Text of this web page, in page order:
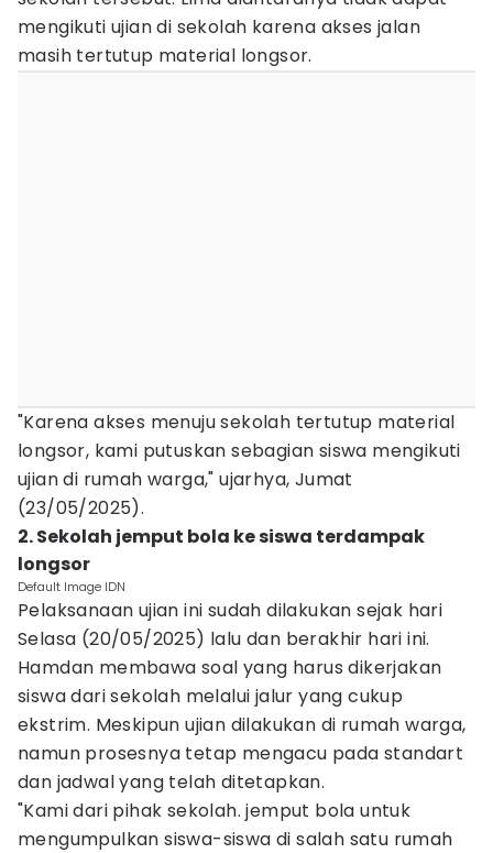
mengikuti ujian di sekolah karena akses jalan
masih tertutup material longsor.
"Karena akses menuju sekolah tertutup material
longsor, kami putuskan sebagian siswa mengikuti
ujian di rumah warga," ujarhya, Jumat
(23/05/2025).
2. Sekolah jemput bola ke siswa terdampak
longsor
Default Image IDN
Pelaksanaan ujian ini sudah dilakukan sejak hari
Selasa (20/05/2025) lalu dan berakhir hari ini.
Hamdan membawa soal yang harus dikerjakan
siswa dari sekolah melalui jalur yang cukup
ekstrim. Meskipun ujian dilakukan di rumah warga,
namun prosesnya tetap mengacu pada standart
dan jadwal yang telah ditetapkan.
"Kami dari pihak sekolah. jemput bola untuk
mengumpulkan siswa-siswa di salah satu rumah